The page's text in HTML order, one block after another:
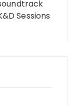
Sessions